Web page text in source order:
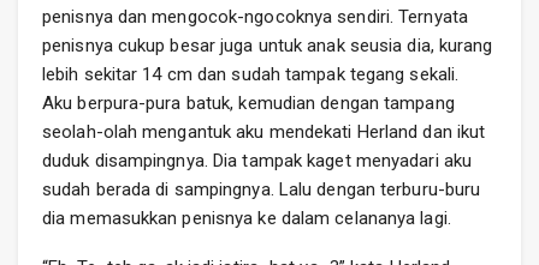
penisnya dan mengocok-ngocoknya sendiri. Ternyata
penisnya cukup besar juga untuk anak seusia dia, kurang
lebih sekitar 14 cm dan sudah tampak tegang sekali.
Aku berpura-pura batuk, kemudian dengan tampang
seolah-olah mengantuk aku mendekati Herland dan ikut
duduk disampingnya. Dia tampak kaget menyadari aku
sudah berada di sampingnya. Lalu dengan terburu-buru
dia memasukkan penisnya ke dalam celananya lagi.